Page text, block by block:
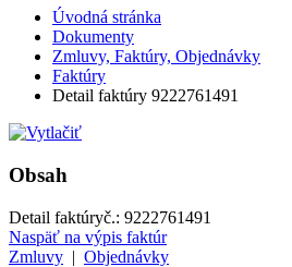
Úvodná stránka
Dokumenty
Zmluvy, Faktúry, Objednávky
Faktúry
Detail faktúry 9222761491
Obsah
Detail faktúryč.: 9222761491
Naspäť na výpis faktúr
Zmluvy | Objednávky